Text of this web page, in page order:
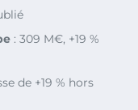
: 309 M€, +19 %
de +19 % hors